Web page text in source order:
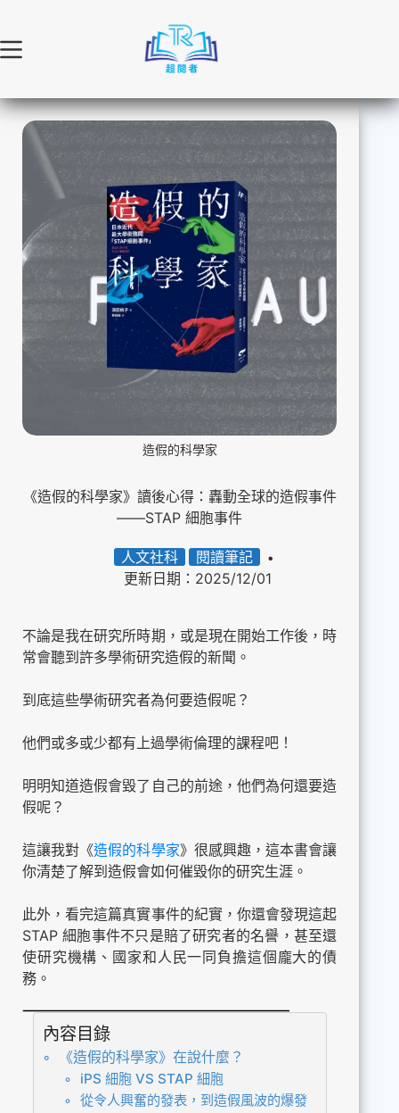
主
內
容
造假的科學家
《造假的科學家》讀後心得：轟動全球的造假事件
——STAP 細胞事件
人文社科
閱讀筆記
更新日期：2025/12/01
不論是我在研究所時期，或是現在開始工作後，時
常會聽到許多學術研究造假的新聞。
到底這些學術研究者為何要造假呢？
他們或多或少都有上過學術倫理的課程吧！
明明知道造假會毀了自己的前途，他們為何還要造
假呢？
這讓我對《造假的科學家》很感興趣，這本書會讓
你清楚了解到造假會如何催毀你的研究生涯。
此外，看完這篇真實事件的紀實，你還會發現這起
STAP 細胞事件不只是賠了研究者的名譽，甚至還
使研究機構、國家和人民一同負擔這個龐大的債
務。
內容目錄
《造假的科學家》在說什麼？
iPS 細胞 VS STAP 細胞
從令人興奮的發表，到造假風波的爆發